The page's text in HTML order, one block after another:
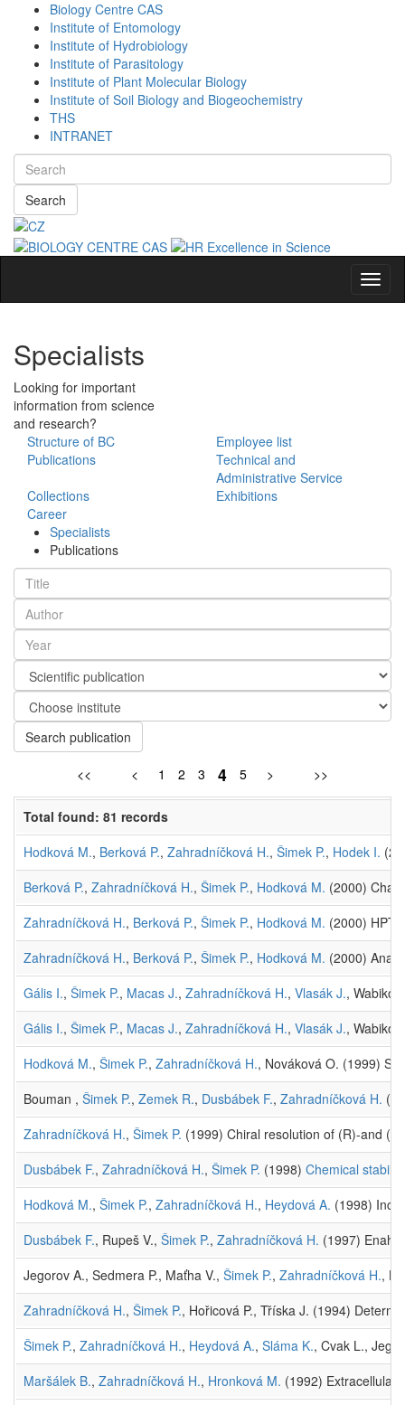
Biology Centre CAS
Institute of Entomology
Institute of Hydrobiology
Institute of Parasitology
Institute of Plant Molecular Biology
Institute of Soil Biology and Biogeochemistry
THS
INTRANET
Search
Specialists
Looking for important
information from science
and research?
Structure of BC
Employee list
Publications
Technical and
Administrative Service
Collections
Exhibitions
Career
Specialists
Publications
Search publication
<< < 1 2 3 4 5 > >>
Total found: 81 records
Hodková M., Berková P., Zahradníčková H., Šimek P., Hodek I.
Berková P., Zahradníčková H., Šimek P., Hodková M. (2000)
Zahradníčková H., Berková P., Šimek P., Hodková M. (2000)
Zahradníčková H., Berková P., Šimek P., Hodková M. (2000)
Gális I., Šimek P., Macas J., Zahradníčková H., Vlasák J., Wabiko
Gális I., Šimek P., Macas J., Zahradníčková H., Vlasák J., Wabiko
Hodková M., Šimek P., Zahradníčková H., Nováková O. (1999)
Bouman , Šimek P., Zemek R., Dusbábek F., Zahradníčková H.
Zahradníčková H., Šimek P. (1999) Chiral resolution of (R)-and
Dusbábek F., Zahradníčková H., Šimek P. (1998) Chemical
Hodková M., Šimek P., Zahradníčková H., Heydová A. (1998)
Dusbábek F., Rupeš V., Šimek P., Zahradníčková H. (1997)
Jegorov A., Sedmera P., Maťha V., Šimek P., Zahradníčková H.,
Zahradníčková H., Šimek P., Hořicová P., Tříska J. (1994)
Šimek P., Zahradníčková H., Heydová A., Sláma K., Cvak L.,
Maršálek B., Zahradníčková H., Hronková M. (1992) Extracellular